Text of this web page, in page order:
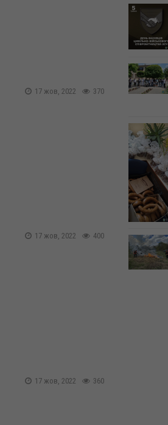
370
17 жов, 2022
400
17 жов, 2022
360
17 жов, 2022